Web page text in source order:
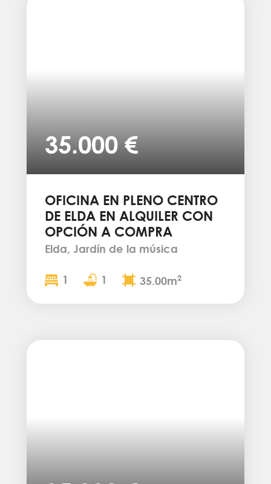
35.000 €
OFICINA EN PLENO CENTRO
DE ELDA EN ALQUILER CON
OPCIÓN A COMPRA
Elda, Jardín de la música
1 1 35.00m2